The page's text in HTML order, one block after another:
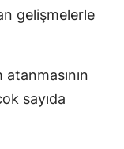
gelişmelerle
sayıda